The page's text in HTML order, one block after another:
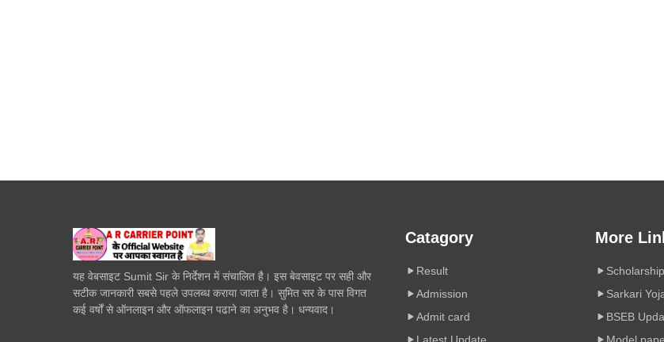
यह वेबसाइट Sumit Sir के निर्देशन में संचालित है। इस बेवसाइट पर सही और
सटीक जानकारी सबसे पहले उपलब्ध कराया जाता है। सुमित सर के पास विगत
कई वर्षों से ऑनलाइन और ऑफलाइन पढाने का अनुभव है। धन्यवाद।
Catagory
Result
Admission
Admit card
Latest Update
More
Scholarship
Sarkari
BSEB
Model